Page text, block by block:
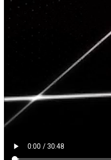
Bắt đầu tại